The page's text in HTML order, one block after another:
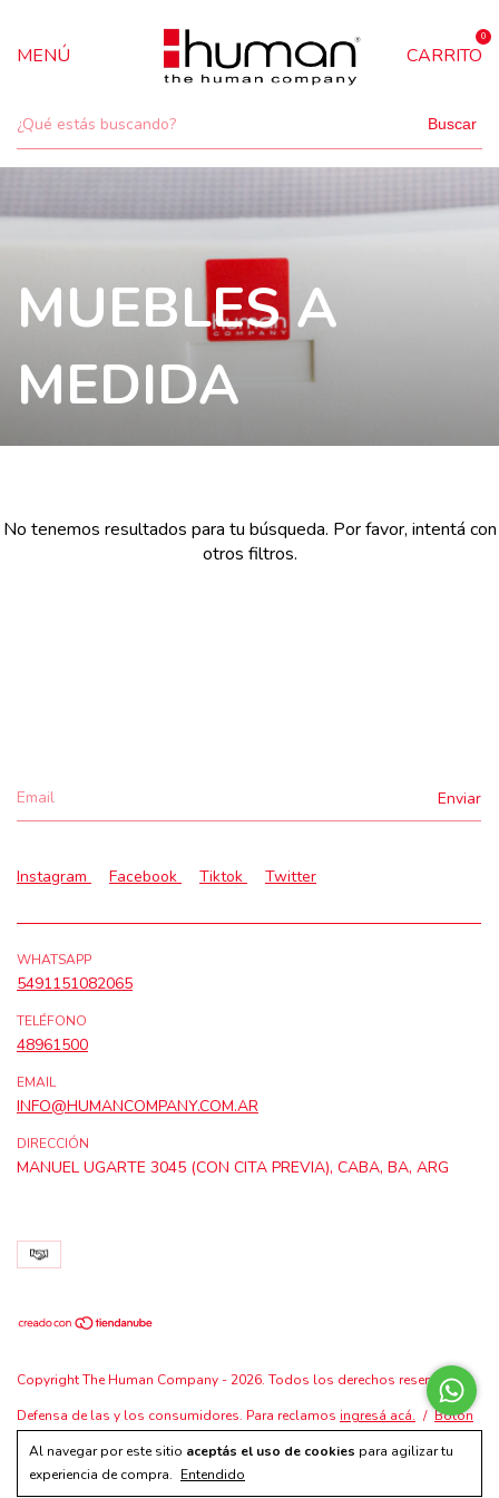
MENÚ CARRITO
0
Buscar
Al navegar por este sitio aceptás el uso de cookies para agilizar tu
experiencia de compra. Entendido
MUEBLES A
MEDIDA
No tenemos resultados para tu búsqueda. Por favor, intentá con
otros filtros.
Instagram Facebook Tiktok Twitter
WHATSAPP
5491151082065
TELÉFONO
48961500
EMAIL
INFO@HUMANCOMPANY.COM.AR
DIRECCIÓN
MANUEL UGARTE 3045 (CON CITA PREVIA), CABA, BA, ARG
Copyright The Human Company - 2026. Todos los derechos reservados.
Defensa de las y los consumidores. Para reclamos ingresá acá. / Botón